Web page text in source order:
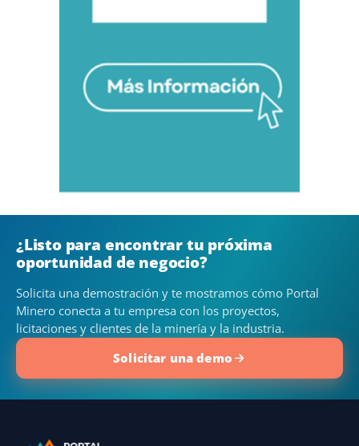
¿Listo para encontrar tu próxima
oportunidad de negocio?
Solicita una demostración y te mostramos cómo Portal
Minero conecta a tu empresa con los proyectos,
licitaciones y clientes de la minería y la industria.
Solicitar una demo